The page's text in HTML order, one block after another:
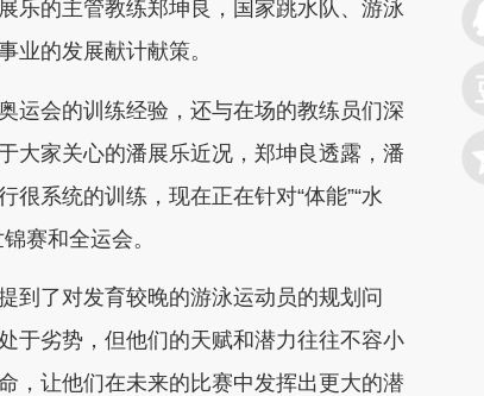
乐的主管教练郑坤良，国家跳水队、游泳
业的发展献计献策。
会的训练经验，还与在场的教练员们深
大家关心的潘展乐近况，郑坤良透露，潘
系统的训练，现在正在针对“体能”“水
赛和全运会。
了对发育较晚的游泳运动员的规划问
于劣势，但他们的天赋和潜力往往不容小
，让他们在未来的比赛中发挥出更大的潜